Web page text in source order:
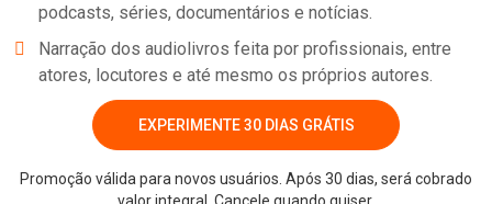
podcasts, séries, documentários e notícias.
Narração dos audiolivros feita por profissionais, entre
atores, locutores e até mesmo os próprios autores.
EXPERIMENTE 30 DIAS GRÁTIS
Promoção válida para novos usuários. Após 30 dias, será cobrado